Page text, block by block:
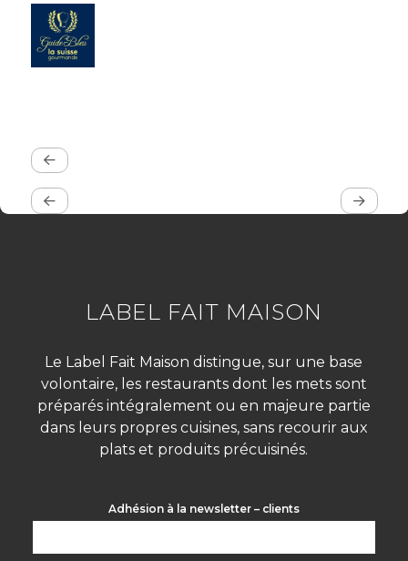
LABEL FAIT MAISON
Le Label Fait Maison distingue, sur une base
volontaire, les restaurants dont les mets sont
préparés intégralement ou en majeure partie
dans leurs propres cuisines, sans recourir aux
plats et produits précuisinés.
Adhésion à la newsletter – clients